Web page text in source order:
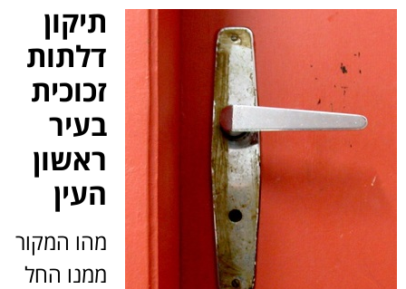
תיקון
דלתות
זכוכית
בעיר
ראשון
העין
מהו המקור
ממנו החל